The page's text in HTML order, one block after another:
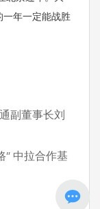
一年一定能战胜
副董事长刘
” 中拉合作基